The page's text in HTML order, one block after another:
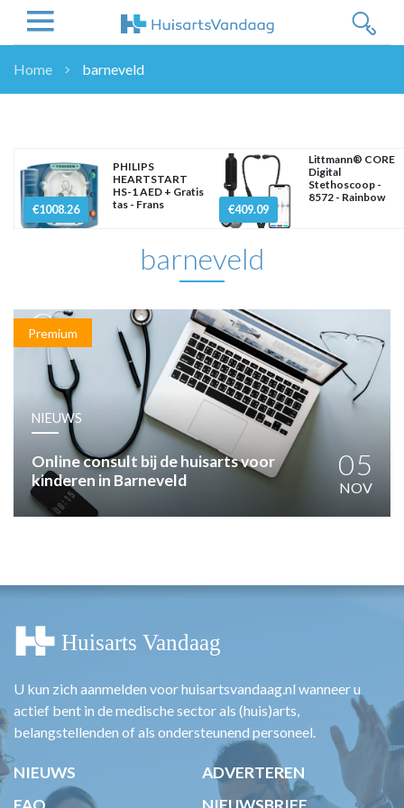
WETENSCHAP
ZORGVERZEKERAARS
NASCHOLINGEN
ENQUÊTES
NHG
LHV
OPINIE
HUISARTSENPOST
PRAKTIJKZAKEN
TARIEVEN
VPHUISARTSEN
MEDISCHE VAKHANDEL
Home barneveld
€1008.26
PHILIPS
HEARTSTART
HS-1 AED + Gratis
tas - Frans
€409.09
Littmann® CORE
Digital
Stethoscoop -
8572 - Rainbow
barneveld
Premium
NIEUWS
Online consult bij de huisarts voor
kinderen in Barneveld
05
NOV
U kun zich aanmelden voor huisartsvandaag.nl wanneer u
actief bent in de medische sector als (huis)arts,
belangstellenden of als ondersteunend personeel.
NIEUWS
ADVERTEREN